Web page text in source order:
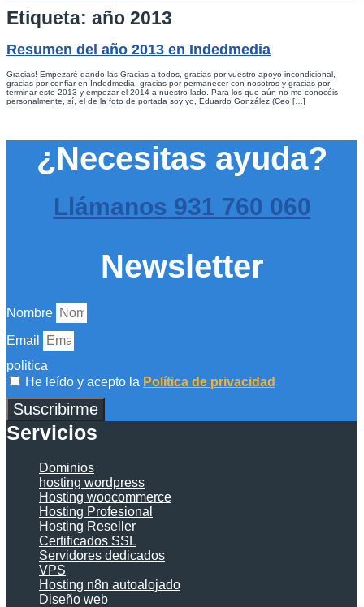
Etiqueta: año 2013
Resumen del año 2013 en Indedmedia
Gracias! Empezaré dando las Gracias a todos, gracias por vuestro apoyo incondicional,
gracias por confiar en Indedmedia, gracias por permanecer con nosotros y gracias por
terminar este 2013 y empezar el 2014 a nuestro lado. Para los que aún no me conocéis
personalmente, sí, el de la foto de portada soy yo, Eduardo González (Ceo […]
¿Necesitas ayuda?
Llámanos 931 760 060
Newsletter
Nombre
Email
politica
He leído y acepto la Política de privacidad
Suscribirme
Servicios
Dominios
hosting wordpress
Hosting woocommerce
Hosting Profesional
Hosting Reseller
Certificados SSL
Servidores dedicados
VPS
Hosting n8n autoalojado
Diseño web